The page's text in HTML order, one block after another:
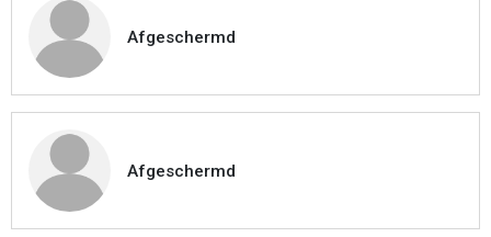
Afgeschermd
Afgeschermd